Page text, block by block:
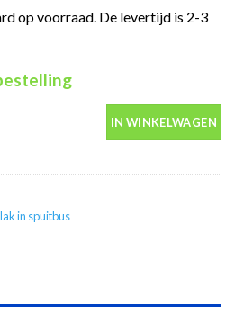
op voorraad. De levertijd is 2-3
metallic autolak in spuitbus 400ml
IN WINKELWAGEN
in spuitbus